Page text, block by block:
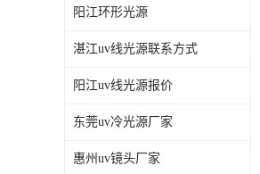
阳江环形光源
湛江uv线光源联系方式
阳江uv线光源报价
东莞uv冷光源厂家
惠州uv镜头厂家